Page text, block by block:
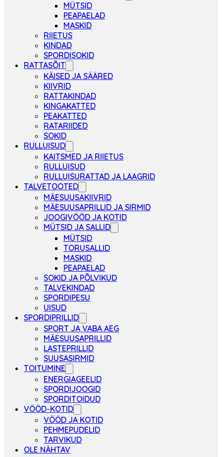
MÜTSID
PEAPAELAD
MASKID
RIIETUS
KINDAD
SPORDISOKID
RATTASÕIT
KÄISED JA SÄÄRED
KIIVRID
RATTAKINDAD
KINGAKATTED
PEAKATTED
RATARIIDED
SOKID
RULLUISUD
KAITSMED JA RIIETUS
RULLUISUD
RULLUISURATTAD JA LAAGRID
TALVETOOTED
MÄESUUSAKIIVRID
MÄESUUSAPRILLID JA SIRMID
JOOGIVÖÖD JA KOTID
MÜTSID JA SALLID
MÜTSID
TORUSALLID
MASKID
PEAPAELAD
SOKID JA PÕLVIKUD
TALVEKINDAD
SPORDIPESU
UISUD
SPORDIPRILLID
SPORT JA VABA AEG
MÄESUUSAPRILLID
LASTEPRILLID
SUUSASIRMID
TOITUMINE
ENERGIAGEELID
SPORDIJOOGID
SPORDITOIDUD
VÖÖD-KOTID
VÖÖD JA KOTID
PEHMEPUDELID
TARVIKUD
OLE NÄHTAV